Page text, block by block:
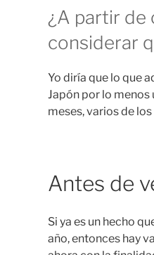
¿A partir de
considerar
Yo diría que lo que
Japón por lo menos
meses, varios de
Antes de
Si ya es un hecho
año, entonces hay